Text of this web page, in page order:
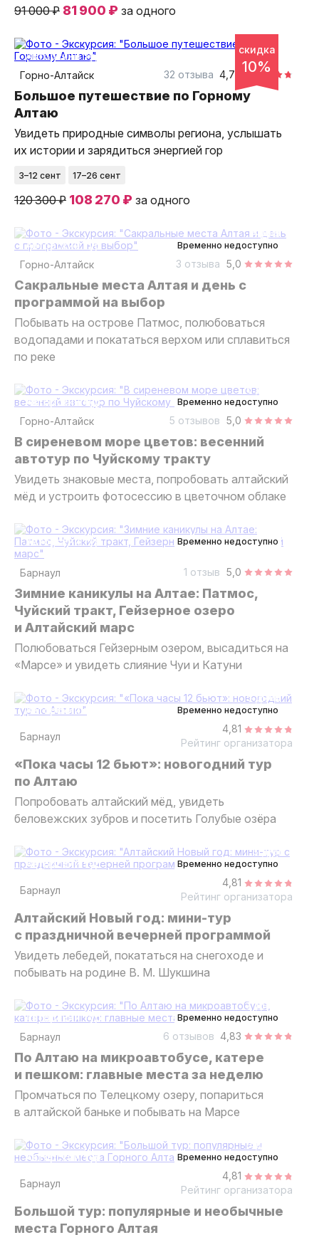
91 000 ₽ 81 900 ₽ за одного
скидка
10%
авторский тур
Горно-Алтайск
4,78
32 отзыва
Большое путешествие по Горному
Алтаю
Увидеть природные символы региона, услышать
их истории и зарядиться энергией гор
3–12 сент 17–26 сент
120 300 ₽ 108 270 ₽ за одного
Временно недоступно
4 дня
авторский тур
Горно-Алтайск
5,0
3 отзыва
Сакральные места Алтая и день с
программой на выбор
Побывать на острове Патмос, полюбоваться
водопадами и покататься верхом или сплавиться
по реке
Временно недоступно
5 дней
авторский тур
Горно-Алтайск
5,0
5 отзывов
В сиреневом море цветов: весенний
автотур по Чуйскому тракту
Увидеть знаковые места, попробовать алтайский
мёд и устроить фотосессию в цветочном облаке
Временно недоступно
5 дней
авторский тур
Барнаул 5,0
1 отзыв
Зимние каникулы на Алтае: Патмос,
Чуйский тракт, Гейзерное озеро
и Алтайский марс
Полюбоваться Гейзерным озером, высадиться на
«Марсе» и увидеть слияние Чуи и Катуни
Временно недоступно
5 дней
авторский тур
Барнаул
4,81
Рейтинг организатора
«Пока часы 12 бьют»: новогодний тур
по Алтаю
Попробовать алтайский мёд, увидеть
беловежских зубров и посетить Голубые озёра
Временно недоступно
3 дня
авторский тур
Барнаул
4,81
Рейтинг организатора
Алтайский Новый год: мини-тур
с праздничной вечерней программой
Увидеть лебедей, покататься на снегоходе и
побывать на родине В. М. Шукшина
Временно недоступно
7 дней
авторский тур
Барнаул
4,83
6 отзывов
По Алтаю на микроавтобусе, катере
и пешком: главные места за неделю
Промчаться по Телецкому озеру, попариться
в алтайской баньке и побывать на Марсе
Временно недоступно
9 дней
авторский тур
Барнаул
4,81
Рейтинг организатора
Большой тур: популярные и необычные
места Горного Алтая